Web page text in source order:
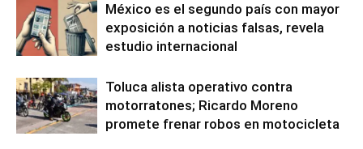
México es el segundo país con mayor
exposición a noticias falsas, revela
estudio internacional
Toluca alista operativo contra
motorratones; Ricardo Moreno
promete frenar robos en motocicleta